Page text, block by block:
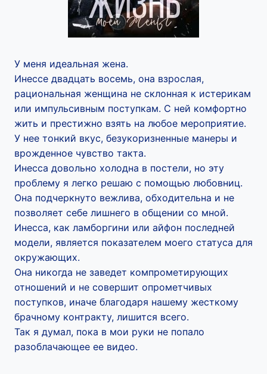
У меня идеальная жена.
Инессе двадцать восемь, она взрослая,
рациональная женщина не склонная к истерикам
или импульсивным поступкам. С ней комфортно
жить и престижно взять на любое мероприятие.
У нее тонкий вкус, безукоризненные манеры и
врожденное чувство такта.
Инесса довольно холодна в постели, но эту
проблему я легко решаю с помощью любовниц.
Она подчеркнуто вежлива, обходительна и не
позволяет себе лишнего в общении со мной.
Инесса, как ламборгини или айфон последней
модели, является показателем моего статуса для
окружающих.
Она никогда не заведет компрометирующих
отношений и не совершит опрометчивых
поступков, иначе благодаря нашему жесткому
брачному контракту, лишится всего.
Так я думал, пока в мои руки не попало
разоблачающее ее видео.